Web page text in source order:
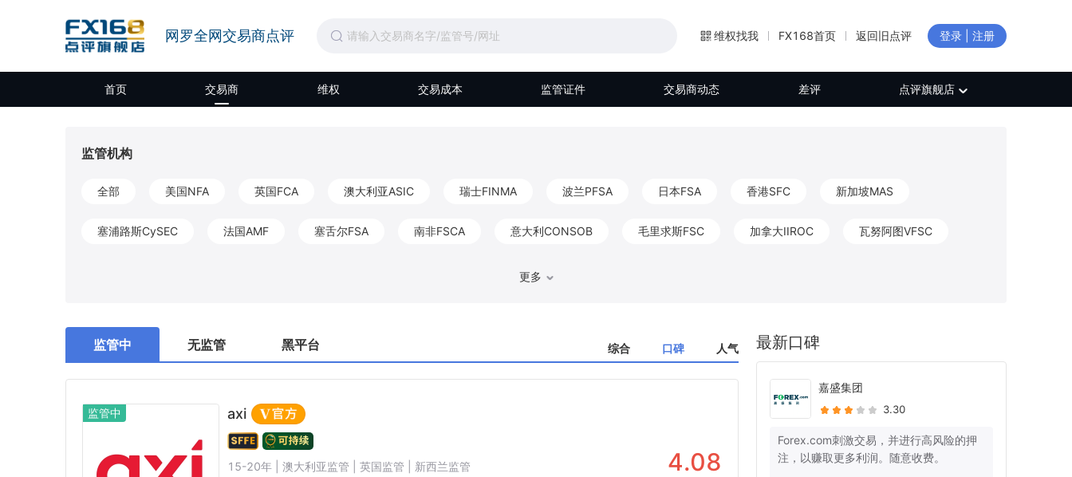
网罗全网交易商点评 维权找我 FX168首页 返回旧点评 登录 | 注册
首页 交易商 维权 交易成本 监管证件 交易商动态 差评 点评旗舰店
监管机构
全部 美国NFA 英国FCA 澳大利亚ASIC 瑞士FINMA 波兰PFSA 日本FSA 香港SFC 新加坡MAS
塞浦路斯CySEC 法国AMF 塞舌尔FSA 南非FSCA 意大利CONSOB 毛里求斯FSC 加拿大IIROC 瓦努阿图VFSC
伯利兹FSC
马耳他MFSA 柬埔寨SERC 拉脱维亚FKTK 阿布扎比FSRA 白俄罗斯NBRB
更多
监管中 无监管 黑平台 综合 口碑 人气
监管中 axi
15-20年 | 澳大利亚监管 | 英国监管 | 新西兰监管
4.08
最新口碑
嘉盛集团
3.30
Forex.com刺激交易，并进行高风险的押
注，以赚取更多利润。随意收费。